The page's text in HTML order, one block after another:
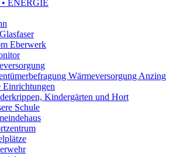
ENERGIE
Eberwerk
Wärmeversorgung Anzing
Einrichtungen
Kindergärten und Hort
Schule